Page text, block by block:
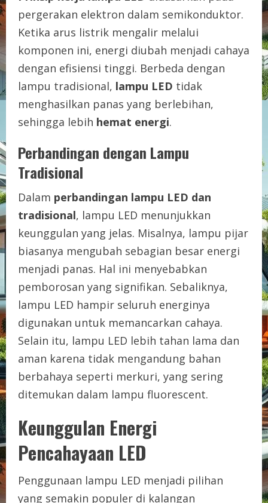
pergerakan elektron dalam semikonduktor.
Ketika arus listrik mengalir melalui
komponen ini, energi diubah menjadi cahaya
dengan efisiensi tinggi. Berbeda dengan
lampu tradisional, lampu LED tidak
menghasilkan panas yang berlebihan,
sehingga lebih hemat energi.
Perbandingan dengan Lampu
Tradisional
Dalam perbandingan lampu LED dan
tradisional, lampu LED menunjukkan
keunggulan yang jelas. Misalnya, lampu pijar
biasanya mengubah sebagian besar energi
menjadi panas. Hal ini menyebabkan
pemborosan yang signifikan. Sebaliknya,
lampu LED hampir seluruh energinya
digunakan untuk memancarkan cahaya.
Selain itu, lampu LED lebih tahan lama dan
aman karena tidak mengandung bahan
berbahaya seperti merkuri, yang sering
ditemukan dalam lampu fluorescent.
Keunggulan Energi
Pencahayaan LED
Penggunaan lampu LED menjadi pilihan
yang semakin populer di kalangan